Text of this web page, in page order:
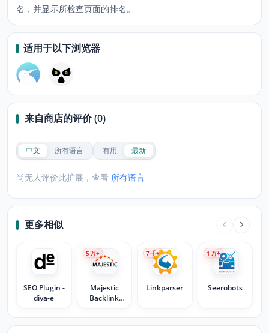
名，并显示所检查页面的排名。
适用于以下浏览器
来自商店的评价 (0)
中文 所有语言 有用 最新
尚无人评价此扩展，查看 所有语言
更多相似
SEO Plugin -
diva-e
Majestic
Backlink
5万+
Linkparser
7千+
Seerobots
1 万+